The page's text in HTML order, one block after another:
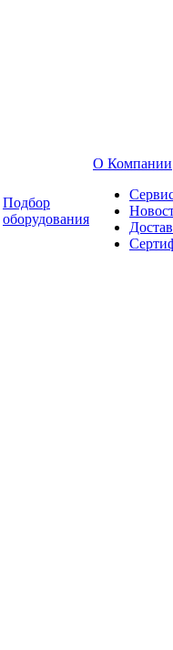
Подбор
оборудования
О Компании